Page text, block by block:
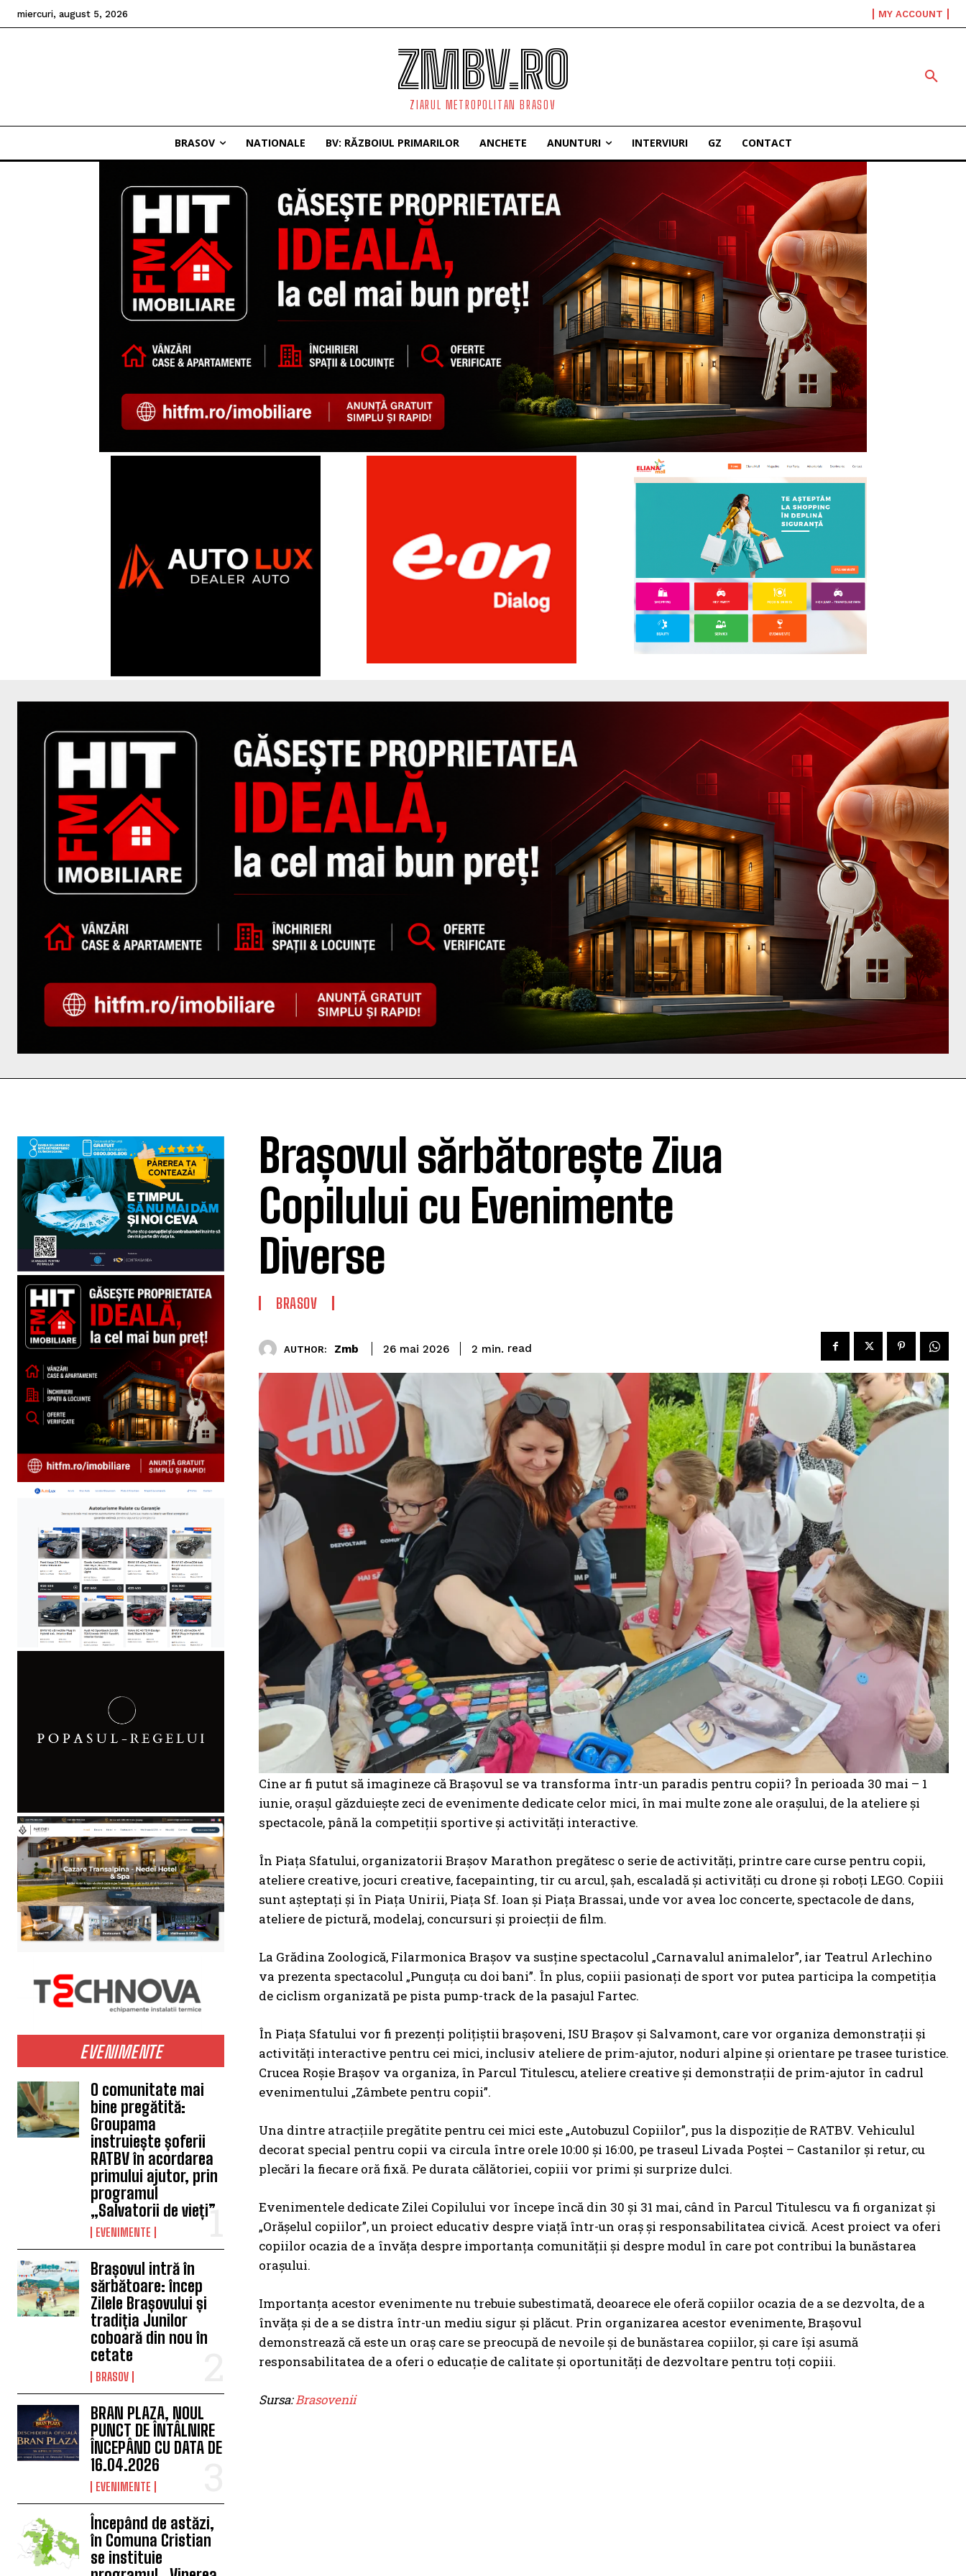
miercuri, august 5, 2026 MY ACCOUNT
ZMBV.RO
ZIARUL METROPOLITAN BRASOV
BRASOV NATIONALE BV: RĂZBOIUL PRIMARILOR ANCHETE ANUNTURI INTERVIURI GZ CONTACT
EVENIMENTE
O comunitate mai
bine pregătită:
Groupama
instruiește șoferii
RATBV în acordarea
primului ajutor, prin
programul
„Salvatorii de vieți”
EVENIMENTE
Brașovul intră în
sărbătoare: încep
Zilele Brașovului și
tradiția Junilor
coboară din nou în
cetate
BRASOV
BRAN PLAZA, NOUL
PUNCT DE ÎNTÂLNIRE
ÎNCEPÂND CU DATA DE
16.04.2026
EVENIMENTE
Începând de astăzi,
în Comuna Cristian
se instituie
Brașovul sărbătorește Ziua
Copilului cu Evenimente
Diverse
BRASOV
AUTHOR: Zmb 26 mai 2026 2 min. read
Cine ar fi putut să imagineze că Brașovul se va transforma într-un paradis pentru copii? În perioada 30 mai – 1
iunie, orașul găzduiește zeci de evenimente dedicate celor mici, în mai multe zone ale orașului, de la ateliere și
spectacole, până la competiții sportive și activități interactive.
În Piața Sfatului, organizatorii Brașov Marathon pregătesc o serie de activități, printre care curse pentru copii,
ateliere creative, jocuri creative, facepainting, tir cu arcul, șah, escaladă și activități cu drone și roboți LEGO. Copiii
sunt așteptați și în Piața Unirii, Piața Sf. Ioan și Piața Brassai, unde vor avea loc concerte, spectacole de dans,
ateliere de pictură, modelaj, concursuri și proiecții de film.
La Grădina Zoologică, Filarmonica Brașov va susține spectacolul „Carnavalul animalelor”, iar Teatrul Arlechino
va prezenta spectacolul „Punguța cu doi bani”. În plus, copiii pasionați de sport vor putea participa la competiția
de ciclism organizată pe pista pump-track de la pasajul Fartec.
În Piața Sfatului vor fi prezenți polițiștii brașoveni, ISU Brașov și Salvamont, care vor organiza demonstrații și
activități interactive pentru cei mici, inclusiv ateliere de prim-ajutor, noduri alpine și orientare pe trasee turistice.
Crucea Roșie Brașov va organiza, în Parcul Titulescu, ateliere creative și demonstrații de prim-ajutor în cadrul
evenimentului „Zâmbete pentru copii”.
Una dintre atracțiile pregătite pentru cei mici este „Autobuzul Copiilor”, pus la dispoziție de RATBV. Vehiculul
decorat special pentru copii va circula între orele 10:00 și 16:00, pe traseul Livada Poștei – Castanilor și retur, cu
plecări la fiecare oră fixă. Pe durata călătoriei, copiii vor primi și surprize dulci.
Evenimentele dedicate Zilei Copilului vor începe încă din 30 și 31 mai, când în Parcul Titulescu va fi organizat și
„Orășelul copiilor”, un proiect educativ despre viață într-un oraș și responsabilitatea civică. Acest proiect va oferi
copiilor ocazia de a învăța despre importanța comunității și despre modul în care pot contribui la bunăstarea
orașului.
Importanța acestor evenimente nu trebuie subestimată, deoarece ele oferă copiilor ocazia de a se dezvolta, de a
învăța și de a se distra într-un mediu sigur și plăcut. Prin organizarea acestor evenimente, Brașovul
demonstrează că este un oraș care se preocupă de nevoile și de bunăstarea copiilor, și care își asumă
responsabilitatea de a oferi o educație de calitate și oportunități de dezvoltare pentru toți copiii.
Sursa:Brasovenii